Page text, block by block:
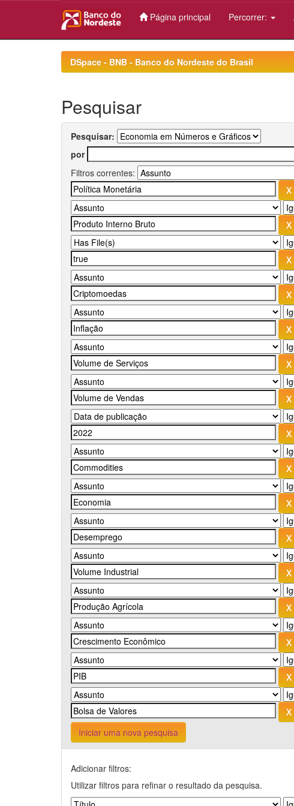
Página principal Percorrer:
DSpace - BNB - Banco do Nordeste do Brasil
Pesquisar
Pesquisar:
por
Filtros correntes:
Iniciar uma nova pesquisa
Adicionar filtros:
Utilizar filtros para refinar o resultado da pesquisa.